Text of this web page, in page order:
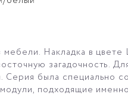
мебели. Накладка в
загадочность.
была специально
подходящие